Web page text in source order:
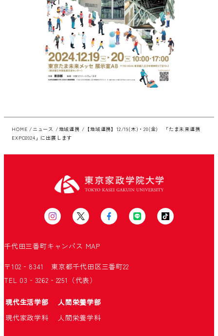
HOME ニュース 地域連携
【地域連携】12/19(木)・20(金) 「たま未来連携
EXPO2024」に出展します
千代田三番町キャンパス MAP
〒102‐8341 東京都千代田区三番町22
TEL 03‐3262‐2251（代表）
現代生活学部
人間栄養学部
現代家政学科
人間栄養学科